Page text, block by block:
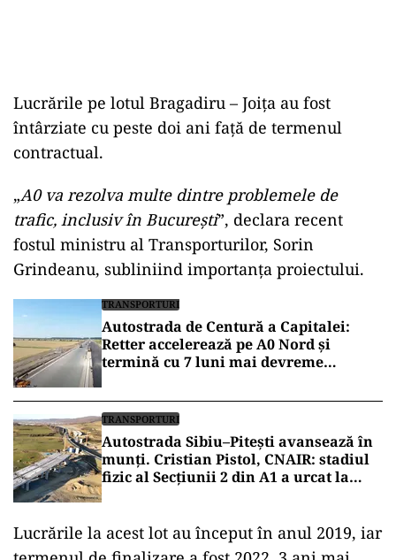
Lucrările pe lotul Bragadiru – Joița au fost
întârziate cu peste doi ani față de termenul
contractual.
„A0 va rezolva multe dintre problemele de
trafic, inclusiv în București”, declara recent
fostul ministru al Transporturilor, Sorin
Grindeanu, subliniind importanța proiectului.
TRANSPORTURI
Autostrada de Centură a Capitalei:
Retter accelerează pe A0 Nord și
termină cu 7 luni mai devreme
TRANSPORTURI
Autostrada Sibiu–Pitești avansează în
munți. Cristian Pistol, CNAIR: stadiul
fizic al Secțiunii 2 din A1 a urcat la
Lucrările la acest lot au început în anul 2019, iar